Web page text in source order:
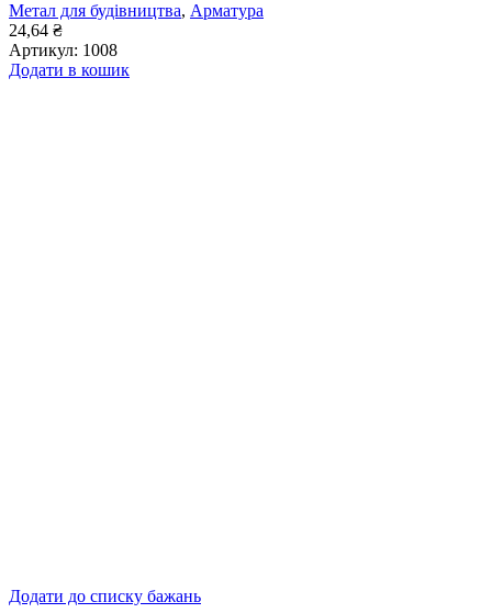
Метал для будівництва, Арматура
24,64 ₴
Артикул: 1008
Додати в кошик
Додати до списку бажань